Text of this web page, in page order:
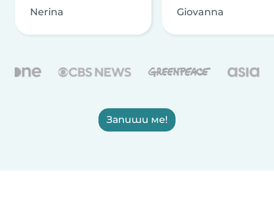
Nerina Giovanna
Запиши ме!